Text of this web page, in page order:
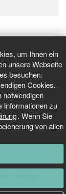
um Ihnen ein
unsere Webseite
besuchen.
Cookies.
notwendigen
Informationen zu
. Wenn Sie
von allen
Copyright.